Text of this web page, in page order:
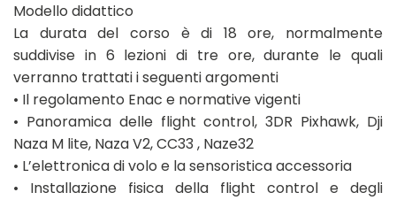
Modello didattico
La durata del corso è di 18 ore, normalmente
suddivise in 6 lezioni di tre ore, durante le quali
verranno trattati i seguenti argomenti
• Il regolamento Enac e normative vigenti
• Panoramica delle flight control, 3DR Pixhawk, Dji
Naza M lite, Naza V2, CC33 , Naze32
• L’elettronica di volo e la sensoristica accessoria
• Installazione fisica della flight control e degli